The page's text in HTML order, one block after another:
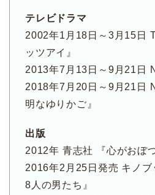
テレビドラマ
2002年1月18日～3月15日
ッツアイ』
2013年7月13日～9月21日
2018年7月20日～9月21日
明なゆりかご』
出版
2012年 青志社 『心がおぼ
2016年2月25日発売 キノブ
8人の男たち』